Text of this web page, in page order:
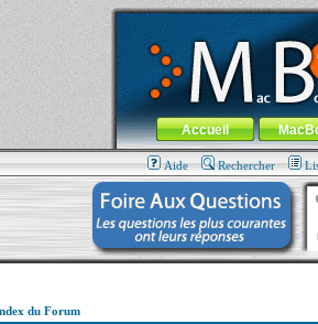
MacBook-fr.com : 100% Apple... 100%
Aller au contenu-Aller au menu
Menu général
Accueil
Aide Rechercher
du Forum